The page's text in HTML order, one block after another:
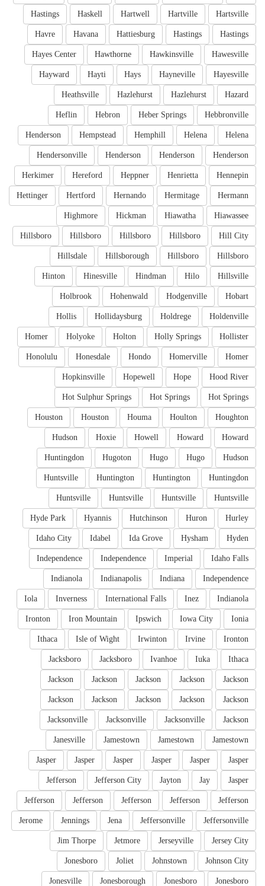
Hartsville
Hartville
Hartwell
Haskell
Hastings
Hastings
Hastings
Hattiesburg
Havana
Havre
Hawesville
Hawkinsville
Hawthorne
Hayes Center
Hayesville
Hayneville
Hays
Hayti
Hayward
Hazard
Hazlehurst
Hazlehurst
Heathsville
Hebbronville
Heber Springs
Hebron
Heflin
Helena
Helena
Hemphill
Hempstead
Henderson
Henderson
Henderson
Henderson
Hendersonville
Hennepin
Henrietta
Heppner
Hereford
Herkimer
Hermann
Hermitage
Hernando
Hertford
Hettinger
Hiawassee
Hiawatha
Hickman
Highmore
Hill City
Hillsboro
Hillsboro
Hillsboro
Hillsboro
Hillsboro
Hillsboro
Hillsborough
Hillsdale
Hillsville
Hilo
Hindman
Hinesville
Hinton
Hobart
Hodgenville
Hohenwald
Holbrook
Holdenville
Holdrege
Hollidaysburg
Hollis
Hollister
Holly Springs
Holton
Holyoke
Homer
Homer
Homerville
Hondo
Honesdale
Honolulu
Hood River
Hope
Hopewell
Hopkinsville
Hot Springs
Hot Springs
Hot Sulphur Springs
Houghton
Houlton
Houma
Houston
Houston
Howard
Howard
Howell
Hoxie
Hudson
Hudson
Hugo
Hugo
Hugoton
Huntingdon
Huntingdon
Huntington
Huntington
Huntsville
Huntsville
Huntsville
Huntsville
Huntsville
Hurley
Huron
Hutchinson
Hyannis
Hyde Park
Hyden
Hysham
Ida Grove
Idabel
Idaho City
Idaho Falls
Imperial
Independence
Independence
Independence
Indiana
Indianapolis
Indianola
Indianola
Inez
International Falls
Inverness
Iola
Ionia
Iowa City
Ipswich
Iron Mountain
Ironton
Ironton
Irvine
Irwinton
Isle of Wight
Ithaca
Ithaca
Iuka
Ivanhoe
Jacksboro
Jacksboro
Jackson
Jackson
Jackson
Jackson
Jackson
Jackson
Jackson
Jackson
Jackson
Jackson
Jackson
Jacksonville
Jacksonville
Jacksonville
Jamestown
Jamestown
Jamestown
Janesville
Jasper
Jasper
Jasper
Jasper
Jasper
Jasper
Jasper
Jay
Jayton
Jefferson City
Jefferson
Jefferson
Jefferson
Jefferson
Jefferson
Jefferson
Jeffersonville
Jeffersonville
Jena
Jennings
Jerome
Jersey City
Jerseyville
Jetmore
Jim Thorpe
Johnson City
Johnstown
Joliet
Jonesboro
Jonesboro
Jonesboro
Jonesborough
Jonesville